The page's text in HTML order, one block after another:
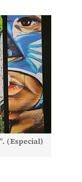
(Especial)